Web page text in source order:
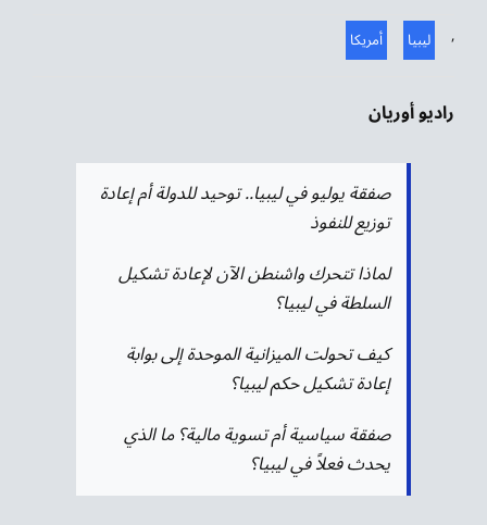
أمريكا , ليبيا
راديو أوريان
صفقة يوليو في ليبيا.. توحيد للدولة أم إعادة
توزيع للنفوذ
لماذا تتحرك واشنطن الآن لإعادة تشكيل
السلطة في ليبيا؟
كيف تحولت الميزانية الموحدة إلى بوابة
إعادة تشكيل حكم ليبيا؟
صفقة سياسية أم تسوية مالية؟ ما الذي
يحدث فعلاً في ليبيا؟